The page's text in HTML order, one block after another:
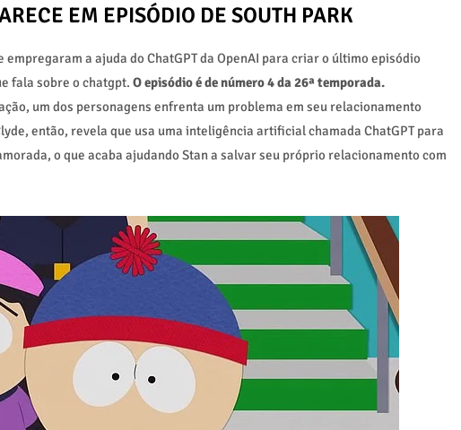
EM EPISÓDIO DE SOUTH PARK
a ajuda do ChatGPT da OpenAI para criar o último episódio
fala sobre o chatgpt. O episódio é de número 4 da 26ª temporada.
um dos personagens enfrenta um problema em seu relacionamento
então, revela que usa uma inteligência artificial chamada ChatGPT para
o que acaba ajudando Stan a salvar seu próprio relacionamento com